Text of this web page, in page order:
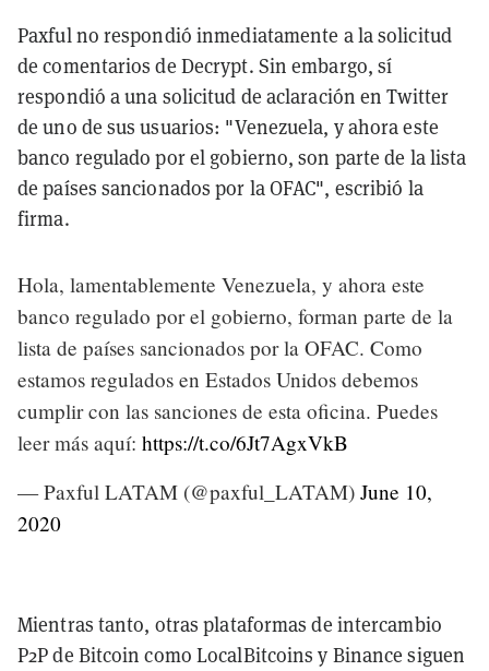
Paxful no respondió inmediatamente a la solicitud
de comentarios de Decrypt. Sin embargo, sí
respondió a una solicitud de aclaración en Twitter
de uno de sus usuarios: "Venezuela, y ahora este
banco regulado por el gobierno, son parte de la lista
de países sancionados por la OFAC", escribió la
firma.
Hola, lamentablemente Venezuela, y ahora este
banco regulado por el gobierno, forman parte de la
lista de países sancionados por la OFAC. Como
estamos regulados en Estados Unidos debemos
cumplir con las sanciones de esta oficina. Puedes
leer más aquí: https://t.co/6Jt7AgxVkB
— Paxful LATAM (@paxful_LATAM) June 10,
2020
Mientras tanto, otras plataformas de intercambio
P2P de Bitcoin como LocalBitcoins y Binance siguen